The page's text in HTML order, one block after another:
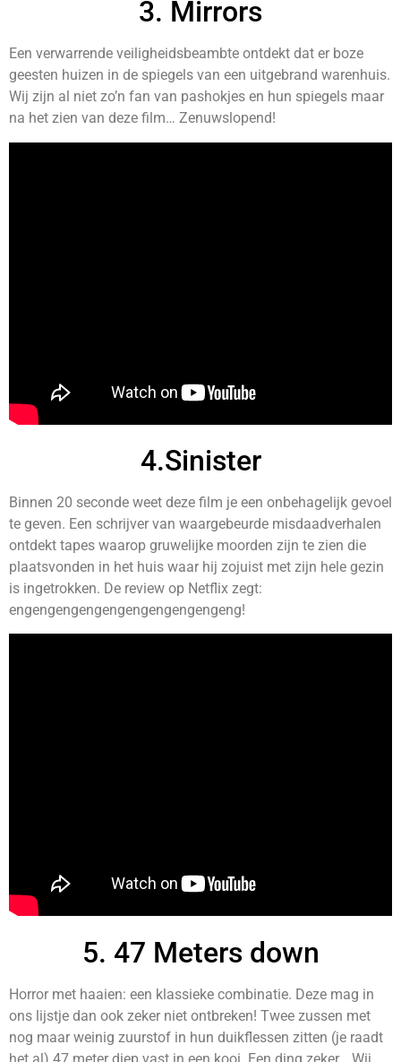
3. Mirrors
Een verwarrende veiligheidsbeambte ontdekt dat er boze
geesten huizen in de spiegels van een uitgebrand warenhuis.
Wij zijn al niet zo’n fan van pashokjes en hun spiegels maar
na het zien van deze film… Zenuwslopend!
4.Sinister
Binnen 20 seconde weet deze film je een onbehagelijk gevoel
te geven. Een schrijver van waargebeurde misdaadverhalen
ontdekt tapes waarop gruwelijke moorden zijn te zien die
plaatsvonden in het huis waar hij zojuist met zijn hele gezin
is ingetrokken. De review op Netflix zegt:
engengengengengengengengengeng!
5. 47 Meters down
Horror met haaien: een klassieke combinatie. Deze mag in
ons lijstje dan ook zeker niet ontbreken! Twee zussen met
nog maar weinig zuurstof in hun duikflessen zitten (je raadt